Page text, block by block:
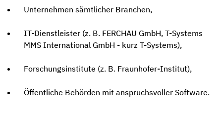
Unternehmen sämtlicher Branchen,
IT-Dienstleister (z. B. FERCHAU GmbH, T-Systems
MMS International GmbH - kurz T-Systems),
Forschungsinstitute (z. B. Fraunhofer-Institut),
Öffentliche Behörden mit anspruchsvoller Software.